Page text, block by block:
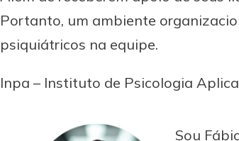
Portanto, um ambiente
psiquiátricos na equipe.
Inpa – Instituto de Psicologia
Sou